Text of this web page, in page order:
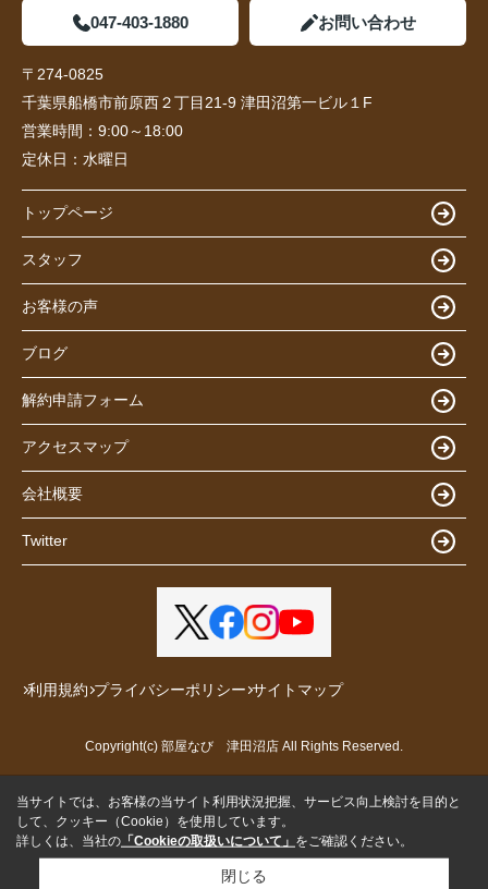
047-403-1880 お問い合わせ
〒274-0825
千葉県船橋市前原西２丁目21-9 津田沼第一ビル１F
営業時間： 9:00～18:00
定休日： 水曜日
トップページ
スタッフ
お客様の声
ブログ
解約申請フォーム
アクセスマップ
会社概要
Twitter
利用規約 プライバシーポリシー サイトマップ
Copyright(c) 部屋なび 津田沼店 All Rights Reserved.
当サイトでは、お客様の当サイト利用状況把握、サービス向上検討を目的と
して、クッキー（Cookie）を使用しています。
詳しくは、当社の 「Cookieの取扱いについて」 をご確認ください。
閉じる